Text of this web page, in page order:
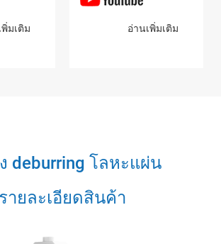
พิ่มเติม อ่านเพิ่มเติม
deburring โลหะแผ่น
รายละเอียดสินค้า